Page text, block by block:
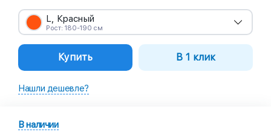
L, Красный
Рост: 180-190 см
Купить В 1 клик
Нашли дешевле?
В наличии